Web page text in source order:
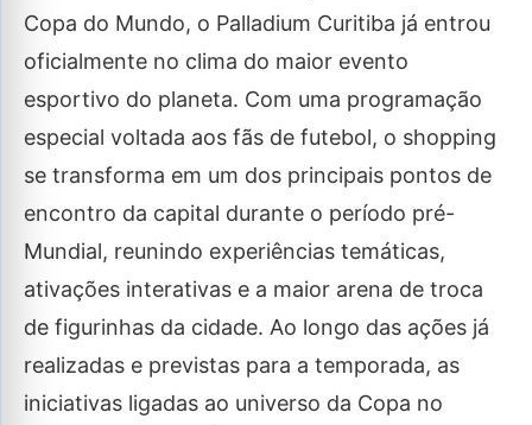
Copa do Mundo, o Palladium Curitiba já entrou
oficialmente no clima do maior evento
esportivo do planeta. Com uma programação
especial voltada aos fãs de futebol, o shopping
se transforma em um dos principais pontos de
encontro da capital durante o período pré-
Mundial, reunindo experiências temáticas,
ativações interativas e a maior arena de troca
de figurinhas da cidade. Ao longo das ações já
realizadas e previstas para a temporada, as
iniciativas ligadas ao universo da Copa no